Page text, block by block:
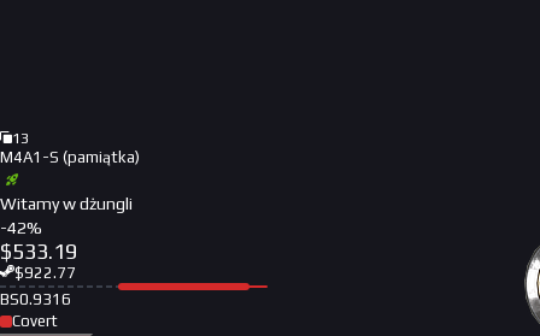
13
M4A1-S (pamiątka)
Witamy w dżungli
-42%
$533.19
$922.77
BS0.9316
Covert